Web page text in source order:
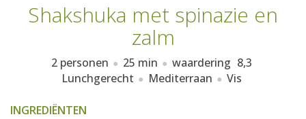
Shakshuka met spinazie en
zalm
2 personen 25 min waardering 8,3
Lunchgerecht
Mediterraan Vis
INGREDIËNTEN